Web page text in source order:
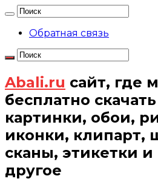
Обратная связь
Abali.ru сайт, где
бесплатно
картинки, обои,
иконки, клипарт,
сканы, этикетки и
другое